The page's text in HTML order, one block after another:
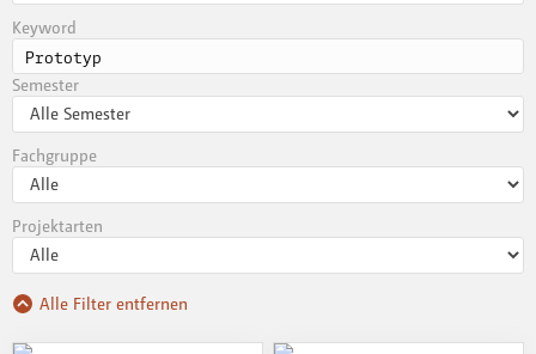
Keyword
Semester
Fachgruppe
Projektarten
Alle Filter entfernen